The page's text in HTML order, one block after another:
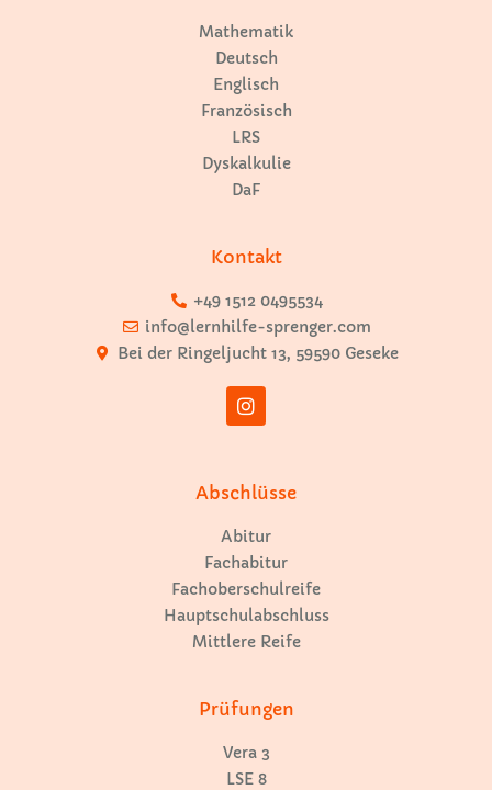
Mathematik
Deutsch
Englisch
Französisch
LRS
Dyskalkulie
DaF
Kontakt
+49 1512 0495534
info@lernhilfe-sprenger.com
Bei der Ringeljucht 13, 59590 Geseke
Abschlüsse
Abitur
Fachabitur
Fachoberschulreife
Hauptschulabschluss
Mittlere Reife
Prüfungen
Vera 3
LSE 8